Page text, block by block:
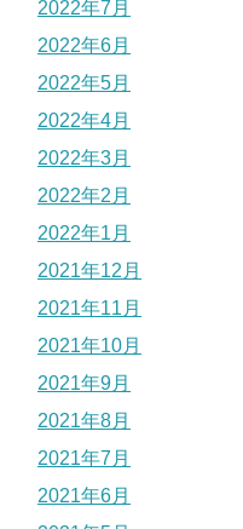
2022年7月
2022年6月
2022年5月
2022年4月
2022年3月
2022年2月
2022年1月
2021年12月
2021年11月
2021年10月
2021年9月
2021年8月
2021年7月
2021年6月